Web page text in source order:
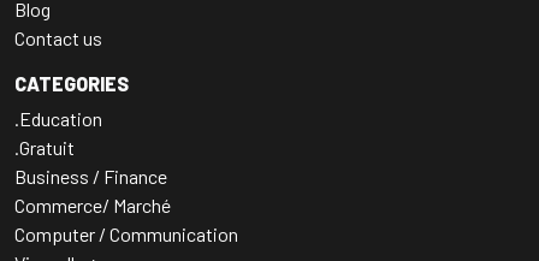
Blog
Contact us
CATEGORIES
.Education
.Gratuit
Business / Finance
Commerce/ Marché
Computer / Communication